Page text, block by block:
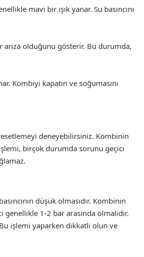
mavi bir ışık yanar. Su basıncını
arıza olduğunu gösterir. Bu durumda,
Kombiyi kapatın ve soğumasını
deneyebilirsiniz. Kombinin
birçok durumda sorunu geçici
düşük olmasıdır. Kombinin
genellikle 1-2 bar arasında olmalıdır.
işlemi yaparken dikkatli olun ve